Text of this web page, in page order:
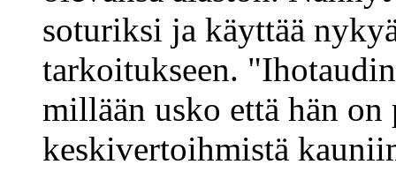
soturiksi ja käyttää
tarkoitukseen.
millään usko että hän
keskivertoihmistä